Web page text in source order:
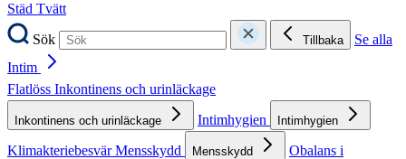
Städ Tvätt
Sök
Tillbaka
Se alla
Intim
Flatlöss Inkontinens och urinläckage
Inkontinens och urinläckage Intimhygien Intimhygien
KlimakteriebesvärMensskydd Mensskydd
Obalans i